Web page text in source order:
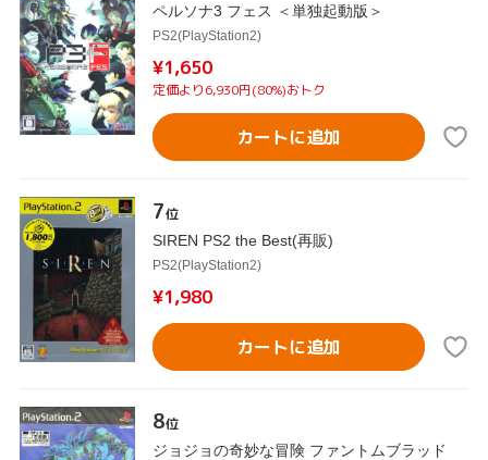
ペルソナ3 フェス ＜単独起動版＞
PS2(PlayStation2)
¥1,650
定価より6,930円(80%)おトク
カートに追加
7位
SIREN PS2 the Best(再販)
PS2(PlayStation2)
¥1,980
カートに追加
8位
ジョジョの奇妙な冒険 ファントムブラッド